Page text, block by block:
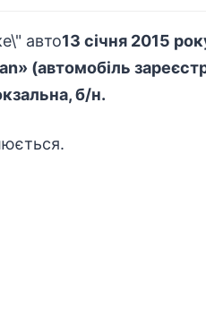
13 січня 2015
(автомобіль
б/н.